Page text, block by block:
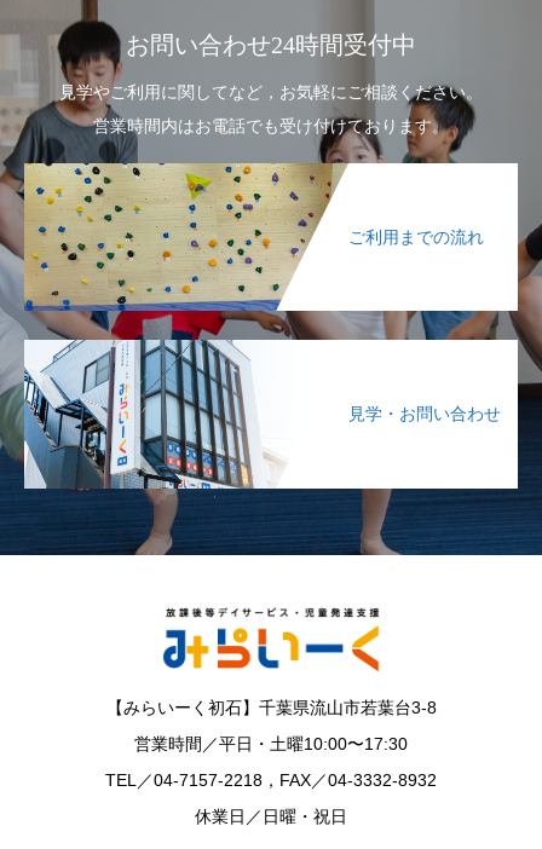
お問い合わせ24時間受付中
見学やご利用に関してなど，お気軽にご相談ください。
営業時間内はお電話でも受け付けております。
ご利用までの流れ
見学・お問い合わせ
【みらいーく初石】千葉県流山市若葉台3-8
営業時間／平日・土曜10:00〜17:30
TEL／04-7157-2218，FAX／04-3332-8932
休業日／日曜・祝日